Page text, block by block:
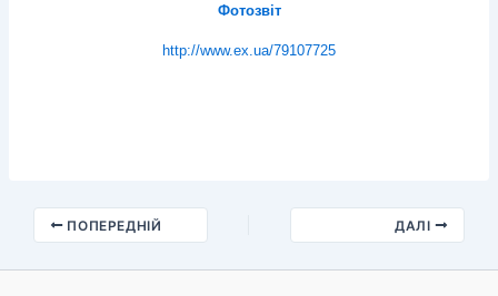
Фотозвіт
http://www.ex.ua/79107725
ПОПЕРЕДНІЙ ДАЛІ